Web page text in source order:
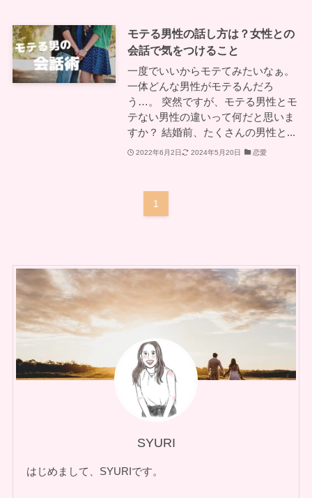
モテる男性の話し方は？女性との
会話で気をつけること
一度でいいからモテてみたいなぁ。
一体どんな男性がモテるんだろ
う…。 突然ですが、モテる男性とモ
テない男性の違いって何だと思いま
すか？ 結婚前、たくさんの男性と...
2022年6月2日 2024年5月20日 恋愛
1
SYURI
はじめまして、SYURIです。